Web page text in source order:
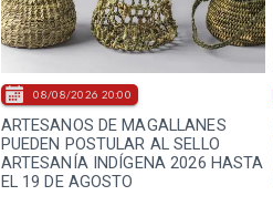
ARTESANOS DE MAGALLANES
PUEDEN POSTULAR AL SELLO
ARTESANÍA INDÍGENA 2026 HASTA
EL 19 DE AGOSTO
08/08/2026 20:00